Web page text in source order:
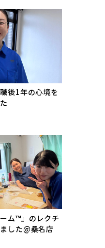
後1年の心境を
ム™』のレクチ
した@桑名店